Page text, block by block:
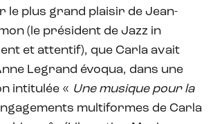
le plus grand plaisir de Jean-
(le président de Jazz in
et attentif), que Carla avait
Legrand évoqua, dans une
intitulée « Une musique pour la
multiformes de Carla